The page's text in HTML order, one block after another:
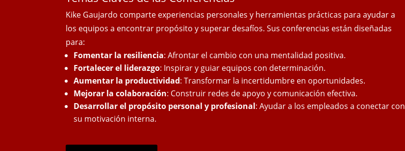
Kike Gaujardo comparte experiencias personales y herramientas prácticas para ayudar a
los equipos a encontrar propósito y superar desafíos. Sus conferencias están diseñadas
para:
Fomentar la resiliencia: Afrontar el cambio con una mentalidad positiva.
Fortalecer el liderazgo: Inspirar y guiar equipos con determinación.
Aumentar la productividad: Transformar la incertidumbre en oportunidades.
Mejorar la colaboración: Construir redes de apoyo y comunicación efectiva.
Desarrollar el propósito personal y profesional: Ayudar a los empleados a conectar con
su motivación interna.